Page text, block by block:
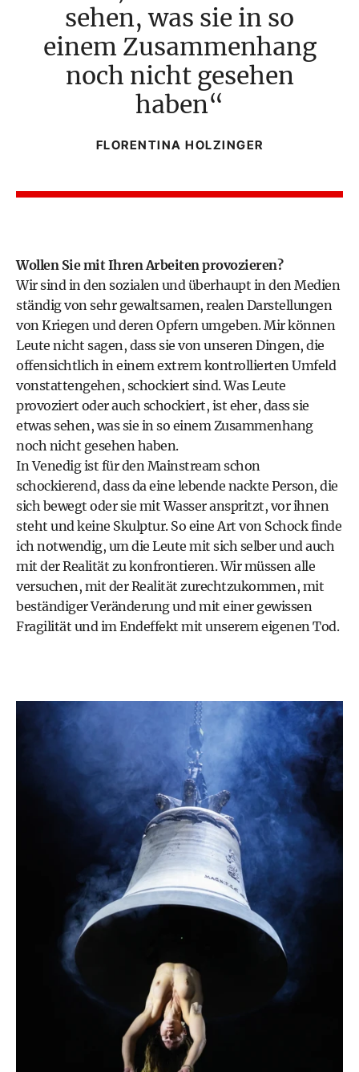
sehen, was sie in so
einem Zusammenhang
noch nicht gesehen
haben
FLORENTINA HOLZINGER
Wollen Sie mit Ihren Arbeiten provozieren?
Wir sind in den sozialen und überhaupt in den Medien
ständig von sehr gewaltsamen, realen Darstellungen
von Kriegen und deren Opfern umgeben. Mir können
Leute nicht sagen, dass sie von unseren Dingen, die
offensichtlich in einem extrem kontrollierten Umfeld
vonstattengehen, schockiert sind. Was Leute
provoziert oder auch schockiert, ist eher, dass sie
etwas sehen, was sie in so einem Zusammenhang
noch nicht gesehen haben.
In Venedig ist für den Mainstream schon
schockierend, dass da eine lebende nackte Person, die
sich bewegt oder sie mit Wasser anspritzt, vor ihnen
steht und keine Skulptur. So eine Art von Schock finde
ich notwendig, um die Leute mit sich selber und auch
mit der Realität zu konfrontieren. Wir müssen alle
versuchen, mit der Realität zurechtzukommen, mit
beständiger Veränderung und mit einer gewissen
Fragilität und im Endeffekt mit unserem eigenen Tod.